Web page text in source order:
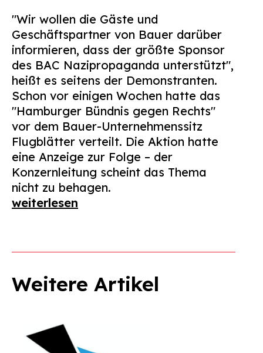
"Wir wollen die Gäste und
Geschäftspartner von Bauer darüber
informieren, dass der größte Sponsor
des BAC Nazipropaganda unterstützt",
heißt es seitens der Demonstranten.
Schon vor einigen Wochen hatte das
"Hamburger Bündnis gegen Rechts"
vor dem Bauer-Unternehmenssitz
Flugblätter verteilt. Die Aktion hatte
eine Anzeige zur Folge – der
Konzernleitung scheint das Thema
nicht zu behagen.
weiterlesen
Weitere Artikel